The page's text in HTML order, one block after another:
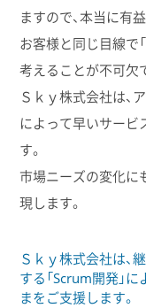
ますので、本当に有
お客様と同じ目線で
考えることが不可欠
Ｓｋｙ株式会社は、
によって早いサービ
す。
市場ニーズの変化に
現します。
Ｓｋｙ株式会社は、
する「Scrum開発」
まをご支援します。